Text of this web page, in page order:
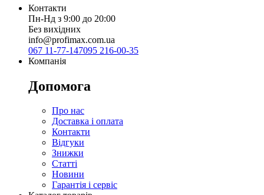
Контакти
Пн-Нд з 9:00 до 20:00
Без вихідних
info@profimax.com.ua
067 11-77-147095 216-00-35
Компанія
Допомога
Про нас
Доставка і оплата
Контакти
Відгуки
Знижки
Статті
Новини
Гарантія і сервіс